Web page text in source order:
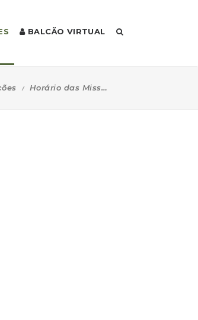
BALCÃO VIRTUAL
Horário das Missas